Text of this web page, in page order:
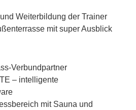
Weiterbildung der Trainer
mit super Ausblick
Verbundpartner
– intelligente
mit Sauna und